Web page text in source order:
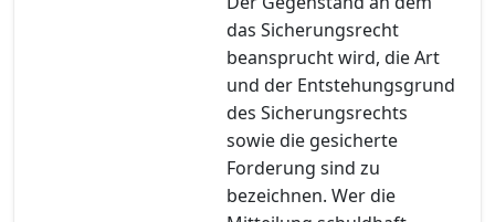
das Sicherungsrecht
beansprucht wird, die Art
und der Entstehungsgrund
des Sicherungsrechts
sowie die gesicherte
Forderung sind zu
bezeichnen. Wer die